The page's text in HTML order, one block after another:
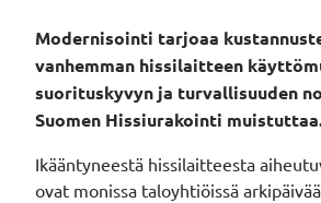
Modernisointi tarjoaa
vanhemman hissilaitteen
suorituskyvyn ja turvallisuuden
Suomen Hissiurakointi
Ikääntyneestä hissilaitteesta
ovat monissa taloyhtiöissä